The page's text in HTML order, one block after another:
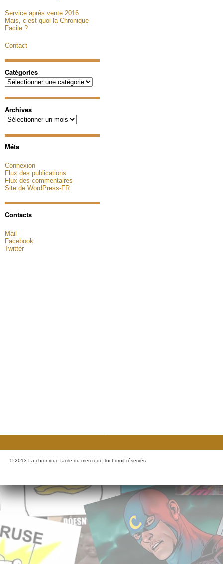
Service après vente 2016
Mais, c’est quoi la Chronique
Facile ?
Contact
Catégories
Catégories
Archives
Archives
Méta
Connexion
Flux des publications
Flux des commentaires
Site de WordPress-FR
Contacts
Mail
Facebook
Twitter
© 2013 La chronique facile du mercredi. Tout droit réservés.